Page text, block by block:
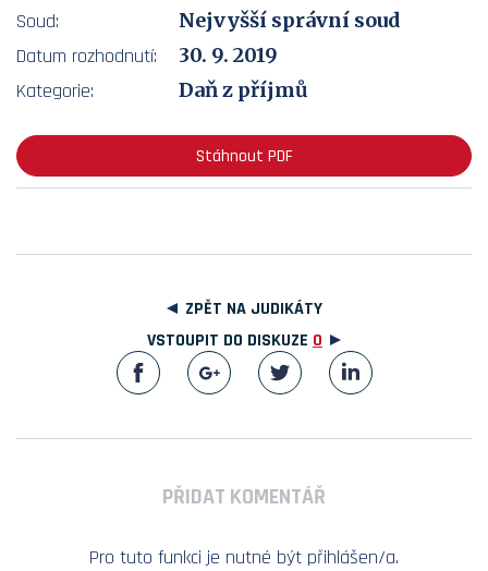
Soud:
Nejvyšší správní soud
Datum rozhodnutí:
30. 9. 2019
Kategorie:
Daň z příjmů
Stáhnout PDF
ZPĚT NA JUDIKÁTY
VSTOUPIT DO DISKUZE 0
PŘIDAT KOMENTÁŘ
Pro tuto funkci je nutné být přihlášen/a.